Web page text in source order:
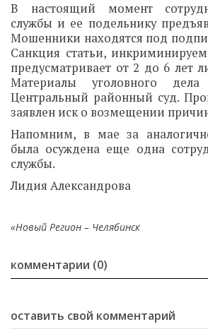
В настоящий момент
службы и ее подельнику
Мошенники находятся под
Санкция статьи,
предусматривает от 2 до 6 лет
Материалы уголовного
Центральный районный суд.
заявлен иск о возмещении
Напомним, в мае за
была осуждена еще одна
службы.
Лидия Александрова
«Новый Регион – Челябинск
комментарии (0)
оставить свой комментарий